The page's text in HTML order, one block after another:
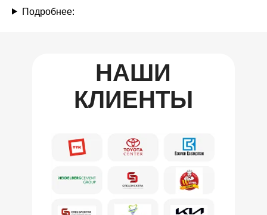
Подробнее:
НАШИ
КЛИЕНТЫ